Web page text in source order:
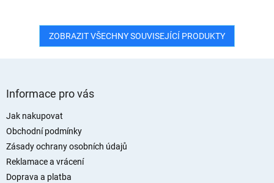
ZOBRAZIT VŠECHNY SOUVISEJÍCÍ PRODUKTY
Informace pro vás
Jak nakupovat
Obchodní podmínky
Zásady ochrany osobních údajů
Reklamace a vrácení
Doprava a platba